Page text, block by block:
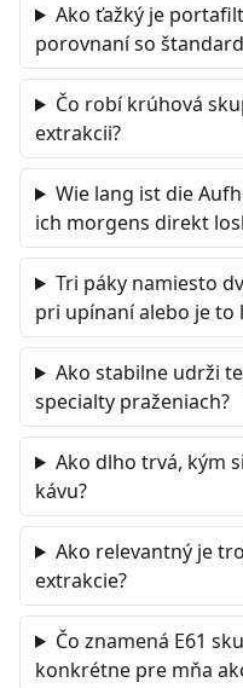
Ako ťažký je
porovnaní so
Čo robí krúhová
extrakcii?
Wie lang ist die
ich morgens direkt
Tri páky namiesto
pri upínaní alebo je to
Ako stabilne udrži
specialty praženiach?
Ako dlho trvá, kým
kávu?
Ako relevantný je
extrakcie?
Čo znamená E61
konkrétne pre mňa